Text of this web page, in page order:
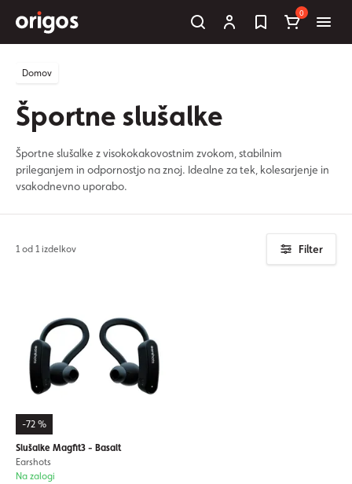
0
Domov
Športne slušalke
Športne slušalke z visokokakovostnim zvokom, stabilnim
prileganjem in odpornostjo na znoj. Idealne za tek, kolesarjenje in
vsakodnevno uporabo.
1 od 1 izdelkov Filter
-72 %
Slušalke Magfit3 - Basalt
Earshots
Na zalogi